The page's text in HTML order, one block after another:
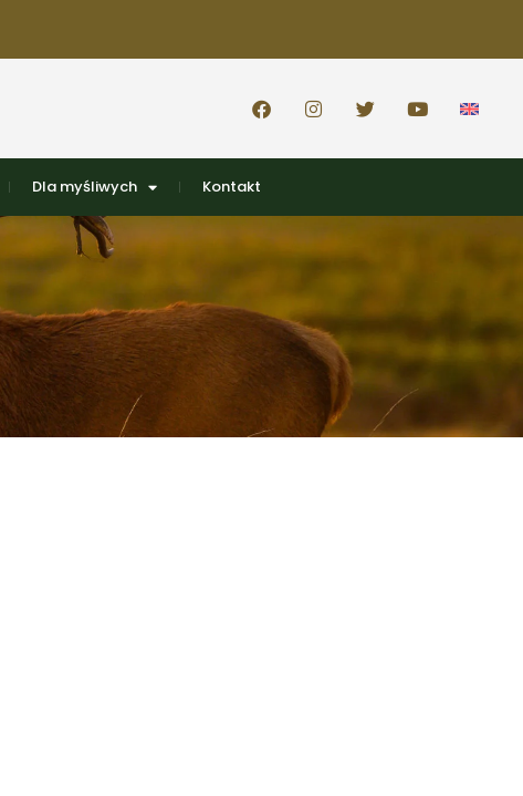
Dla myśliwych Kontakt